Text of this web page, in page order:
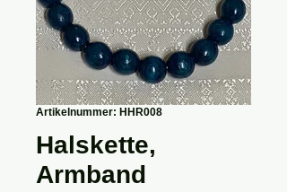
Artikelnummer: HHR008
Halskette,
Armband